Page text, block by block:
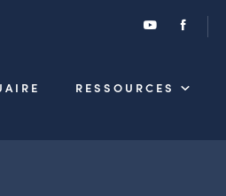
RESSOURCES